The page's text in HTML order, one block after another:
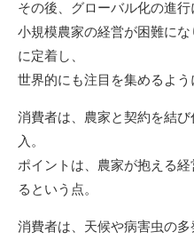
その後、グローバル化の進行
小規模農家の経営が困難に
に定着し、
世界的にも注目を集めるよう
消費者は、農家と契約を結
入。
ポイントは、農家が抱える
るという点。
消費者は、天候や病害虫の